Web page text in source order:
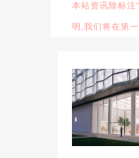
本站资讯除标注
明,我们将在第